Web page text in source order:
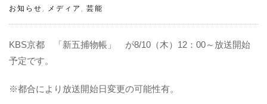
を
お知らせ , メディア , 芸能
KBS京都 「新五捕物帳」 が8/10（木）12：00～放送開始
予定です。
※都合により放送開始日変更の可能性有。